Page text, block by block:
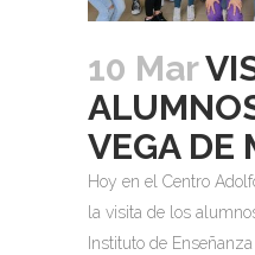
10 Mar
VEGA DE
Hoy en el Centro
la visita de los
Instituto de